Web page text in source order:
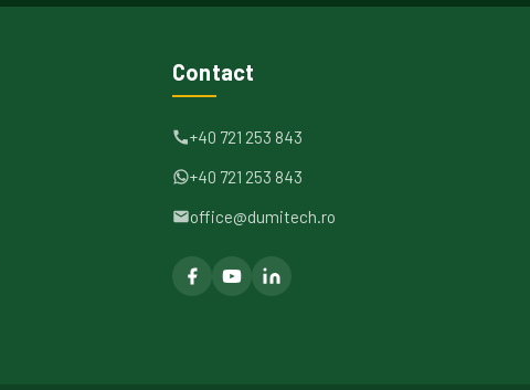
Contact
+40 721 253 843
+40 721 253 843
office@dumitech.ro